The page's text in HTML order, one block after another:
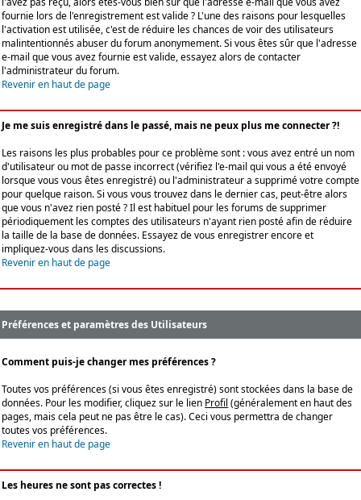
fournie lors de l'enregistrement est valide ? L'une des raisons pour lesquelles
l'activation est utilisée, c'est de réduire les chances de voir des utilisateurs
malintentionnés abuser du forum anonymement. Si vous êtes sûr que l'adresse
e-mail que vous avez fournie est valide, essayez alors de contacter
l'administrateur du forum.
Revenir en haut de page
Je me suis enregistré dans le passé, mais ne peux plus me connecter ?!
Les raisons les plus probables pour ce problème sont : vous avez entré un nom
d'utilisateur ou mot de passe incorrect (vérifiez l'e-mail qui vous a été envoyé
lorsque vous vous êtes enregistré) ou l'administrateur a supprimé votre compte
pour quelque raison. Si vous vous trouvez dans le dernier cas, peut-être alors
que vous n'avez rien posté ? Il est habituel pour les forums de supprimer
périodiquement les comptes des utilisateurs n'ayant rien posté afin de réduire
la taille de la base de données. Essayez de vous enregistrer encore et
impliquez-vous dans les discussions.
Revenir en haut de page
Préférences et paramètres des Utilisateurs
Comment puis-je changer mes préférences ?
Toutes vos préférences (si vous êtes enregistré) sont stockées dans la base de
données. Pour les modifier, cliquez sur le lien Profil (généralement en haut des
pages, mais cela peut ne pas être le cas). Ceci vous permettra de changer
toutes vos préférences.
Revenir en haut de page
Les heures ne sont pas correctes !